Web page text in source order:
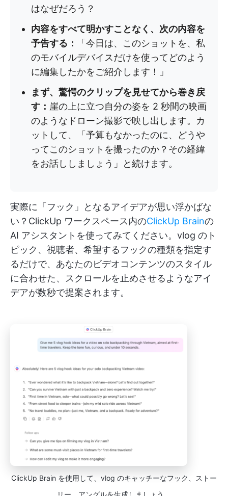
はなぜだろう？
内容をすべて明かすことなく、次の内容を
予告する：
「今日は、このショットを、私
のモバイルデバイスだけを使ってどのよう
に編集したかをご紹介します！」
まず、驚愕のクリップを見せてから巻き戻
す： 崖の上に立つ自分の姿を 2 秒間の映画
のようなドローン撮影で映し出します。カ
ットして、「予算もなかったのに、どうや
ってこのショットを撮ったのか？その経緯
をお話ししましょう」と続けます。
実際に「フック」となるアイデアが思い浮かばな
い？ClickUp ワークスペース内のClickUp Brainの
AI アシスタントを使ってみてください。vlog のト
ピック、視聴者、希望するフックの種類を指定す
るだけで、あなたのビデオコンテンツのスタイル
に合わせた、スクロールを止めさせるようなアイ
デアが数秒で提案されます。
ClickUp Brain を使用して、vlog のキャッチーなフック、ストー